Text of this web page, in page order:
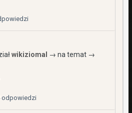
wikiziomal
→ na temat →
odpowiedzi